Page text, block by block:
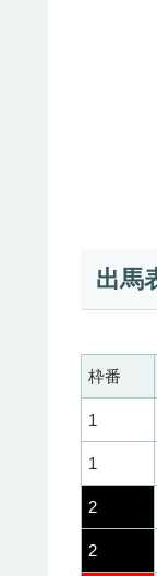
出馬
枠番
1
1
2
2